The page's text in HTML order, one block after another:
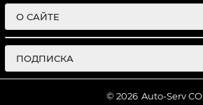
О САЙТЕ
ПОДПИСКА
© 2026 Auto-Serv CO.